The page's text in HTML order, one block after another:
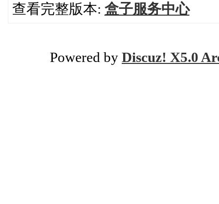
查看完整版本: 盒子服务中心
Powered by Discuz! X5.0